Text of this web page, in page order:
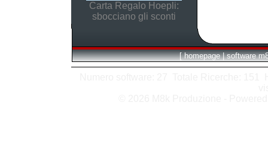
Carta Regalo Hoepli:
sbocciano gli sconti
[ homepage | software